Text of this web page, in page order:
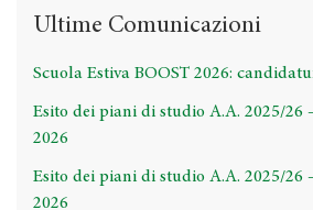
Ultime Comunicazioni
Scuola Estiva BOOST 2026:
Esito dei piani di studio A.A. 2025/26
2026
Esito dei piani di studio A.A. 2025/26
2026